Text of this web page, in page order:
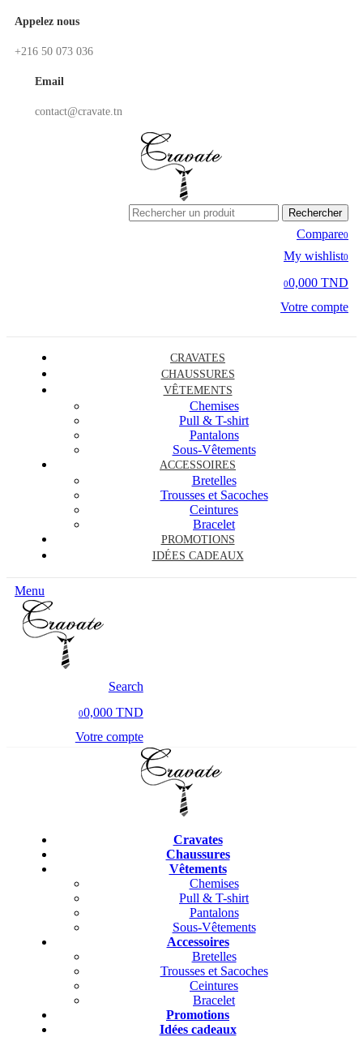
Appelez nous
+216 50 073 036
Email
contact@cravate.tn
Rechercher
Compare0
My wishlist0
00,000 TND
Votre compte
CRAVATES
CHAUSSURES
VÊTEMENTS
Chemises
Pull & T-shirt
Pantalons
Sous-Vêtements
ACCESSOIRES
Bretelles
Trousses et Sacoches
Ceintures
Bracelet
PROMOTIONS
IDÉES CADEAUX
Menu
Search
00,000 TND
Votre compte
Cravates
Chaussures
Vêtements
Chemises
Pull & T-shirt
Pantalons
Sous-Vêtements
Accessoires
Bretelles
Trousses et Sacoches
Ceintures
Bracelet
Promotions
Idées cadeaux